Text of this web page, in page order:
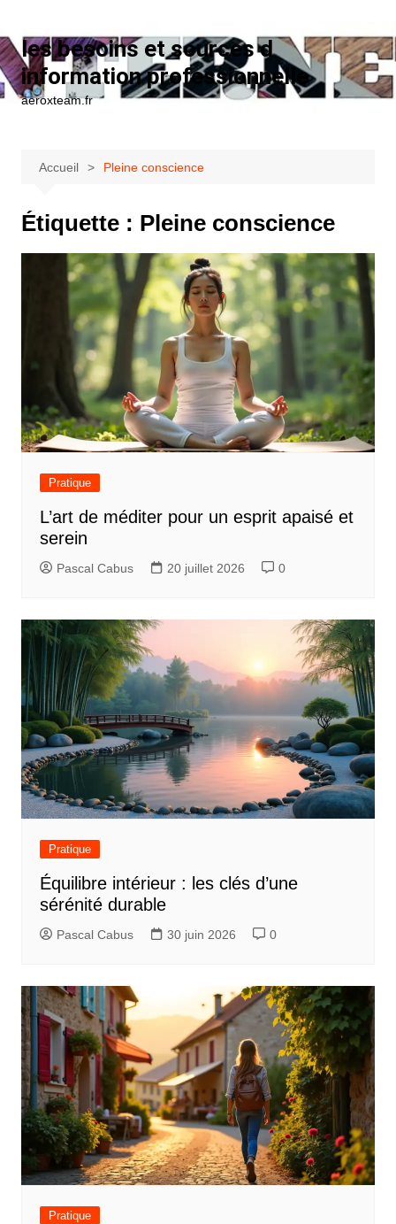
les besoins et sources d
information professionnelle
aeroxteam.fr
Accueil Pleine conscience
Étiquette : Pleine conscience
Pratique
L’art de méditer pour un esprit apaisé et
serein
Pascal Cabus 20 juillet 2026 0
Pratique
Équilibre intérieur : les clés d’une
sérénité durable
Pascal Cabus 30 juin 2026 0
Pratique